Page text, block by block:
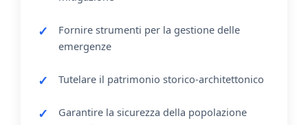
Fornire strumenti per la gestione delle
emergenze
Tutelare il patrimonio storico-architettonico
Garantire la sicurezza della popolazione